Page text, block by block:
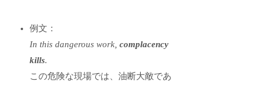
例文：
In this dangerous work,complacency
kills.
この危険な現場では、油断大敵であ